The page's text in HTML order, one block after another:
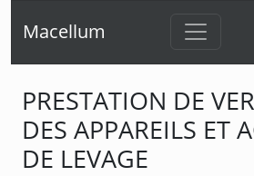
Macellum
PRESTATION DE
DES APPAREILS ET
DE LEVAGE